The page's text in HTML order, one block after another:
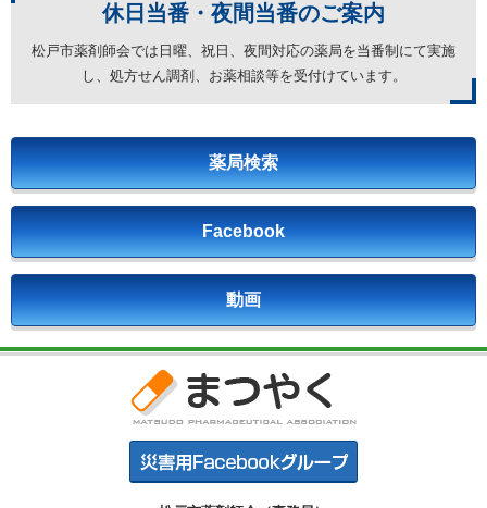
休日当番・夜間当番のご案内
松戸市薬剤師会では日曜、祝日、夜間対応の薬局を当番制にて実施
し、処方せん調剤、お薬相談等を受付けています。
薬局検索
Facebook
動画